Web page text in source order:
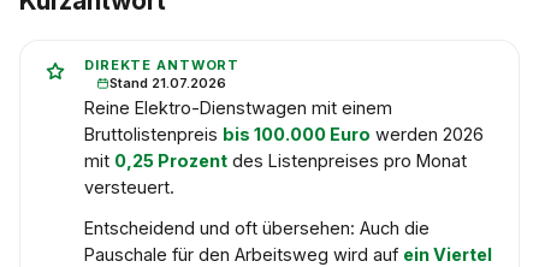
DIREKTE ANTWORT
Stand 21.07.2026
Reine Elektro-Dienstwagen mit einem
Bruttolistenpreis bis 100.000 Euro werden 2026
mit 0,25 Prozent des Listenpreises pro Monat
versteuert.
Entscheidend und oft übersehen: Auch die
Pauschale für den Arbeitsweg wird auf ein Viertel